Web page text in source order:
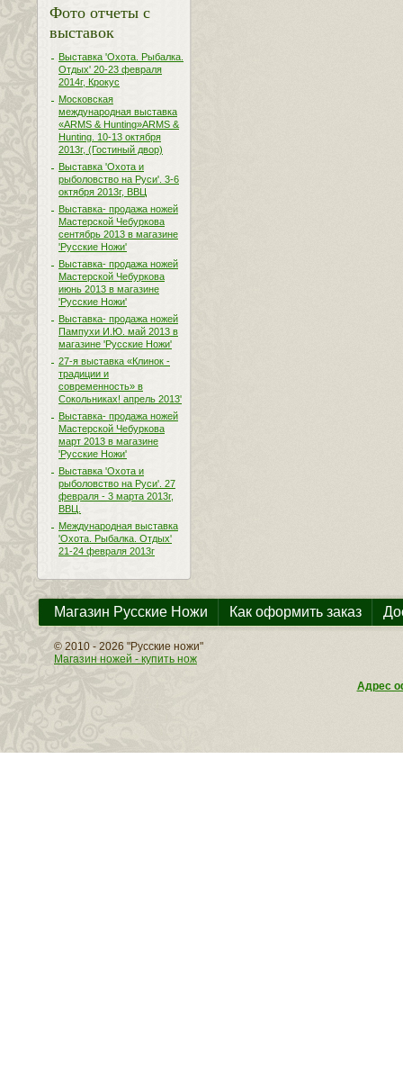
Фото отчеты с
выставок
Выставка 'Охота. Рыбалка.
Отдых' 20-23 февраля
2014г, Крокус
Московская
международная выставка
«ARMS & Hunting»ARMS &
Hunting. 10-13 октября
2013г, (Гостиный двор)
Выставка 'Охота и
рыболовство на Руси'. 3-6
октября 2013г, ВВЦ
Выставка- продажа ножей
Мастерской Чебуркова
сентябрь 2013 в магазине
'Русские Ножи'
Выставка- продажа ножей
Мастерской Чебуркова
июнь 2013 в магазине
'Русские Ножи'
Выставка- продажа ножей
Пампухи И.Ю. май 2013 в
магазине 'Русские Ножи'
27-я выставка «Клинок -
традиции и
современность» в
Сокольниках! апрель 2013'
Выставка- продажа ножей
Мастерской Чебуркова
март 2013 в магазине
'Русские Ножи'
Выставка 'Охота и
рыболовство на Руси'. 27
февраля - 3 марта 2013г,
ВВЦ.
Международная выставка
'Охота. Рыбалка. Отдых'
21-24 февраля 2013г
Магазин Русские Ножи Как оформить заказ
© 2010 - 2026 "Русские ножи"
Магазин ножей - купить нож
Адрес